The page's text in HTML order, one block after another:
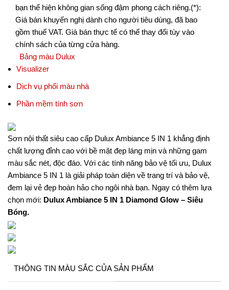
bạn thể hiện không gian sống đậm phong cách riêng.(*):
Giá bán khuyến nghị dành cho người tiêu dùng, đã bao
gồm thuế VAT. Giá bán thực tế có thể thay đổi tùy vào
chính sách của từng cửa hàng.
Bảng màu Dulux
Visualizer
Dịch vụ phối màu nhà
Phần mềm tính sơn
Sơn nội thất siêu cao cấp Dulux Ambiance 5 IN 1 khẳng định
chất lượng đỉnh cao với bề mặt đẹp láng mịn và những gam
màu sắc nét, độc đáo. Với các tính năng bảo vệ tối ưu, Dulux
Ambiance 5 IN 1 là giải pháp toàn diện về trang trí và bảo vệ,
đem lại vẻ đẹp hoàn hảo cho ngôi nhà bạn. Ngay có thêm lựa
chọn mới: Dulux Ambiance 5 IN 1 Diamond Glow – Siêu
Bóng.
THÔNG TIN MÀU SẮC CỦA SẢN PHẨM